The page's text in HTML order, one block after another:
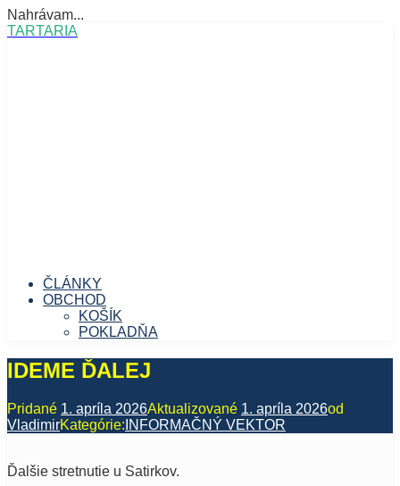
Nahrávam...
Prejsť
TARTARIA
ČLÁNKY
OBCHOD
KOŠÍK
POKLADŇA
IDEME ĎALEJ
Pridané 1. apríla 2026Aktualizované 1. apríla 2026od
VladimirKategórie: INFORMAČNÝ VEKTOR
Ďalšie stretnutie u Satirkov.